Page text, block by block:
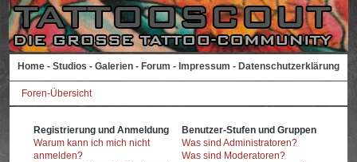
Home - Studios - Galerien - Forum - Impressum - Datenschutzerklärung
Foren-Übersicht
Registrierung und Anmeldung
Warum kann ich mich nicht
anmelden?
Benutzer-Stufen und Gruppen
Was sind Administratoren?
Was sind Moderatoren?